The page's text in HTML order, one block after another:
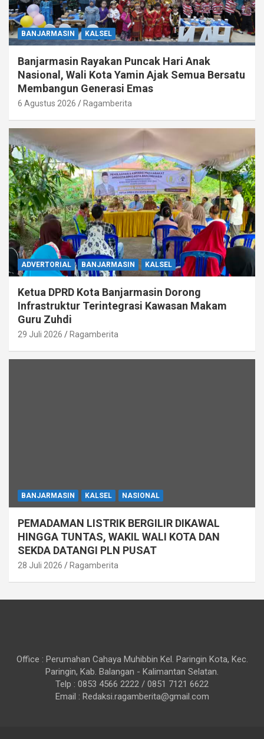
BANJARMASIN KALSEL
Banjarmasin Rayakan Puncak Hari Anak
Nasional, Wali Kota Yamin Ajak Semua Bersatu
Membangun Generasi Emas
6 Agustus 2026 Ragamberita
ADVERTORIAL BANJARMASIN KALSEL
Ketua DPRD Kota Banjarmasin Dorong
Infrastruktur Terintegrasi Kawasan Makam
Guru Zuhdi
29 Juli 2026 Ragamberita
BANJARMASIN KALSEL NASIONAL
PEMADAMAN LISTRIK BERGILIR DIKAWAL
HINGGA TUNTAS, WAKIL WALI KOTA DAN
SEKDA DATANGI PLN PUSAT
28 Juli 2026 Ragamberita
Office : Perumahan Cahaya Muhibbin Kel. Paringin Kota, Kec.
Paringin, Kab. Balangan - Kalimantan Selatan.
Telp : 0853 4566 2222 / 0851 7121 6622
Email : Redaksi.ragamberita@gmail.com